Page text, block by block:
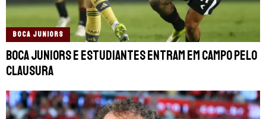
BOCA JUNIORS
Boca Juniors e Estudiantes entram em campo pelo
Clausura